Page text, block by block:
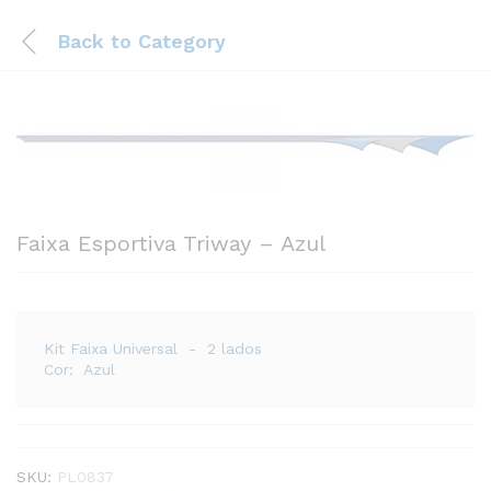
Back to Category
Faixa Esportiva Triway – Azul
Kit Faixa Universal - 2 lados
Cor: Azul
SKU: PL0837